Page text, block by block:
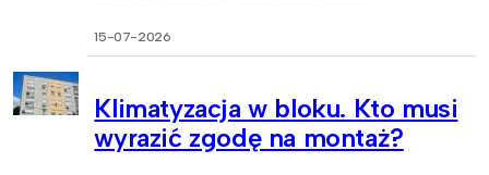
15-07-2026
Klimatyzacja w bloku. Kto musi
wyrazić zgodę na montaż?